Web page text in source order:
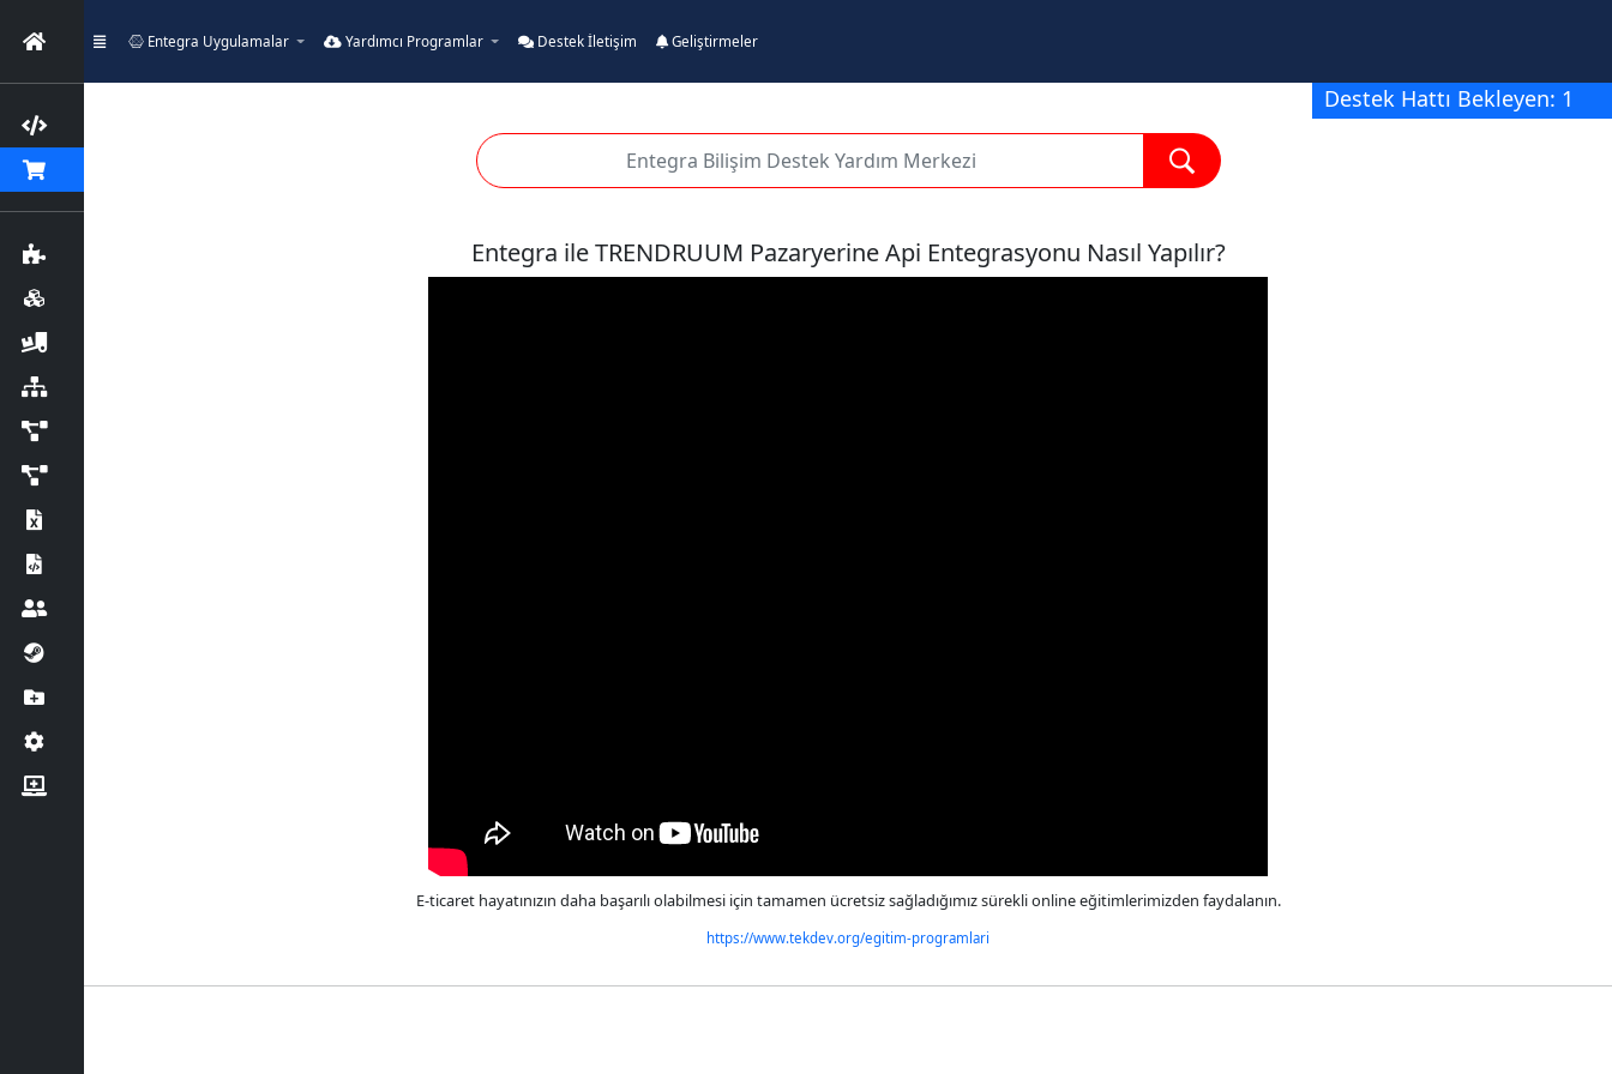
Entegra Uygulamalar Yardımcı Programlar Destek İletişim Geliştirmeler
Destek Hattı Bekleyen: 1
Entegra ile TRENDRUUM Pazaryerine Api Entegrasyonu Nasıl Yapılır?
E-ticaret hayatınızın daha başarılı olabilmesi için tamamen ücretsiz sağladığımız sürekli online eğitimlerimizden faydalanın.
https://www.tekdev.org/egitim-programlari